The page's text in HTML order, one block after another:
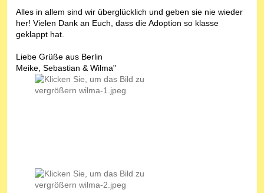
Alles in allem sind wir überglücklich und geben sie nie wieder
her! Vielen Dank an Euch, dass die Adoption so klasse
geklappt hat.
Liebe Grüße aus Berlin
Meike, Sebastian & Wilma"